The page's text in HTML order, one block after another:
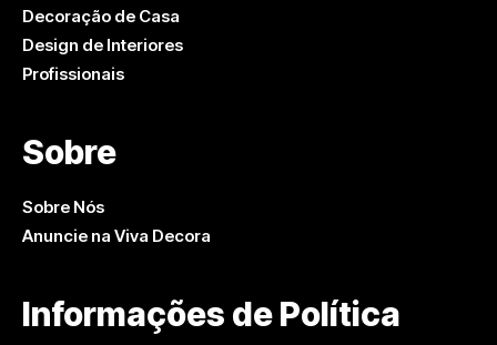
Decoração de Casa
Design de Interiores
Profissionais
Sobre
Sobre Nós
Anuncie na Viva Decora
Informações de Política